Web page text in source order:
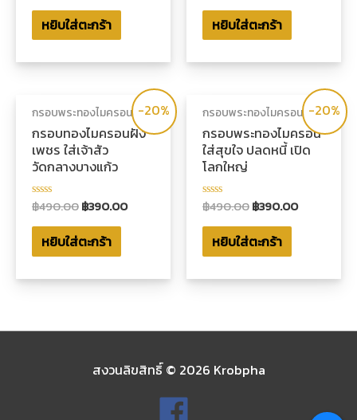
0
ตั้งแต่
5
หยิบใส่ตะกร้า
0
ตั้งแต่
5
หยิบใส่ตะกร้า
-20%
กรอบพระทองไมครอน
กรอบทองไมครอนฝัง
เพชร ใส่เจ้าสัว
วัดกลางบางแก้ว
ให้
0
ตั้งแต่
5
฿490.00฿390.00
หยิบใส่ตะกร้า
-20%
กรอบพระทองไมครอน
กรอบพระทองไมครอน
ใส่สุขใจ ปลดหนี้ เปิด
โลกใหญ่
ให้
0
ตั้งแต่
5
฿490.00฿390.00
หยิบใส่ตะกร้า
สงวนลิขสิทธิ์ © 2026 Krobpha